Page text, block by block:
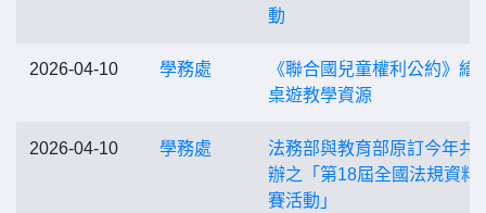
動
2026-04-10 學務處
《聯合國兒童權利公約》繪
桌遊教學資源
2026-04-10 學務處
法務部與教育部原訂今年共
辦之「第18屆全國法規資料
賽活動」